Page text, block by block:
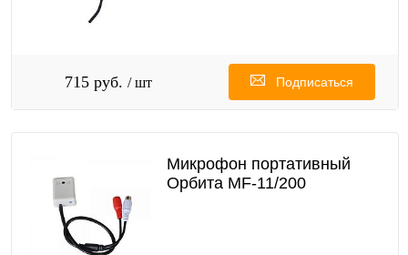
715 руб. / шт Подписаться
Микрофон портативный
Орбита MF-11/200